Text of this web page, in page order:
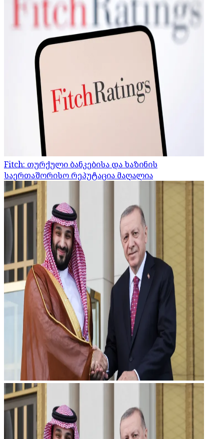
Fitch: თურქული ბანკებისა და ხაზინის
საერთაშორისო რეპუტაცია მაღალია